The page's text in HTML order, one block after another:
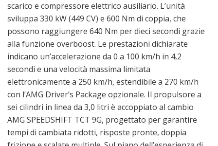
scarico e compressore elettrico ausiliario. L’unità
sviluppa 330 kW (449 CV) e 600 Nm di coppia, che
possono raggiungere 640 Nm per dieci secondi grazie
alla funzione overboost. Le prestazioni dichiarate
indicano un’accelerazione da 0 a 100 km/h in 4,2
secondi e una velocità massima limitata
elettronicamente a 250 km/h, estendibile a 270 km/h
con l’AMG Driver’s Package opzionale. Il propulsore a
sei cilindri in linea da 3,0 litri è accoppiato al cambio
AMG SPEEDSHIFT TCT 9G, progettato per garantire
tempi di cambiata ridotti, risposte pronte, doppia